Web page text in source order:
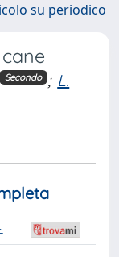
su periodico
Secondo ; L.